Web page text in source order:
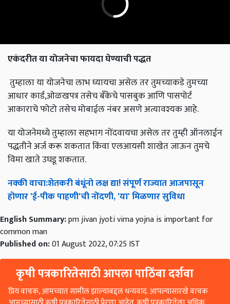
एकंदरीतयायोजनेचाफायदाघेण्याचीपद्धत
तुम्हाला या योजनेचा लाभ घ्यायचा असेल तर तुमच्याकडे तुमच्या
आधार कार्ड,ओळखपत्र तसेच बँकेचे पासबुक आणि पासपोर्ट
आकाराचे फोटो तसेच मोबाईल नंबर असणे अत्यावश्यक आहे.
या योजनेमध्ये तुम्हाला सहभाग नोंदवायचा असेल तर तुम्ही ऑनलाईन
पद्धतीने अर्ज करू शकतात किंवा एलआयसी शाखेत जाऊन तुमचे
विमा खाते उघडू शकतात.
नक्कीवाचा:शेतकरीबंधूंनोलक्षद्या!संपूर्णराज्यातआजपासून
होणार'ई-पीकपाहणी'चीनोंदणी, 'या'मिळणारसुविधा
English Summary:pm jivan jyoti vima yojna is important for
common man
Published on:01 August 2022, 07:25 IST
कृषी पत्रकारितेसाठी आपला पाठिंबा दर्शवा
प्रिय वाचक, आमच्यात सामील झाल्याबद्दल धन्यवाद. आपल्यासारखे वाचक